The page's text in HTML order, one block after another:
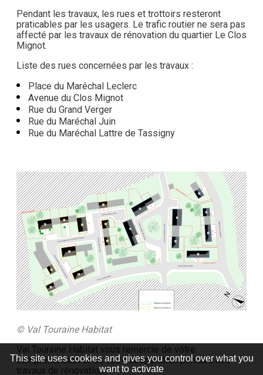
Pendant les travaux, les rues et trottoirs resteront
praticables par les usagers. Le trafic routier ne sera pas
affecté par les travaux de rénovation du quartier Le Clos
Mignot.
Liste des rues concernées par les travaux :
Place du Maréchal Leclerc
Avenue du Clos Mignot
Rue du Grand Verger
Rue du Maréchal Juin
Rue du Maréchal Lattre de Tassigny
© Val Touraine Habitat
Val Touraine Habitat vous remercie de votre
compréhension et de votre coopération pendant ces
travaux de rénovation.
This site uses cookies and gives you control over what you
want to activate